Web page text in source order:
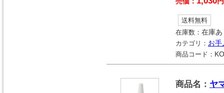
送料無料
在庫数： 在庫あ
カテゴリ： お手
商品コード：
商品名： ヤ